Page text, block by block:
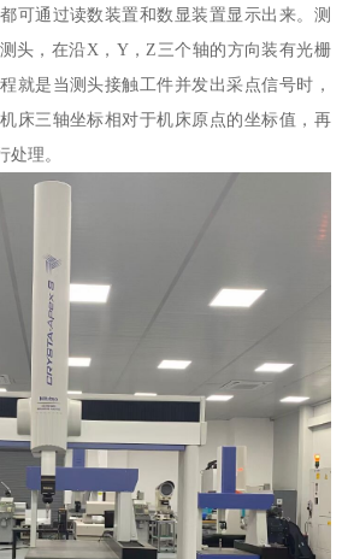
可通过读数装置和数显装置显示出来。测
头，在沿X，Y，Z三个轴的方向装有光栅
就是当测头接触工件并发出采点信号时，
床三轴坐标相对于机床原点的坐标值，再
理。